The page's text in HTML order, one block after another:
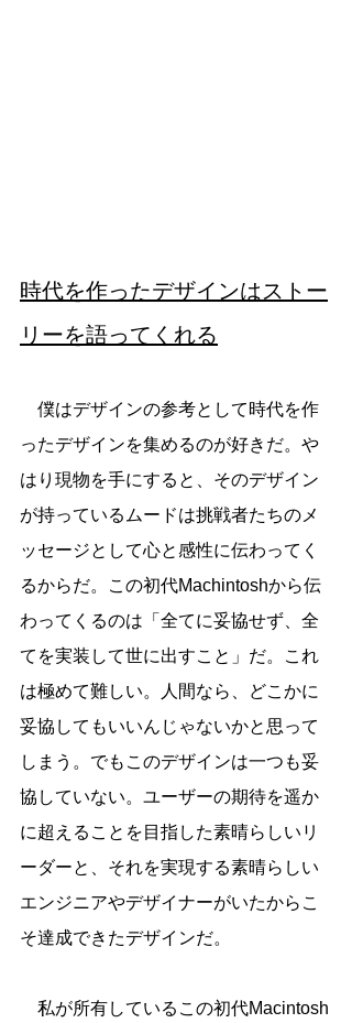
時代を作ったデザインはストー
リーを語ってくれる
僕はデザインの参考として時代を作
ったデザインを集めるのが好きだ。や
はり現物を手にすると、そのデザイン
が持っているムードは挑戦者たちのメ
ッセージとして心と感性に伝わってく
るからだ。この初代Machintoshから伝
わってくるのは「全てに妥協せず、全
てを実装して世に出すこと」だ。これ
は極めて難しい。人間なら、どこかに
妥協してもいいんじゃないかと思って
しまう。でもこのデザインは一つも妥
協していない。ユーザーの期待を遥か
に超えることを目指した素晴らしいリ
ーダーと、それを実現する素晴らしい
エンジニアやデザイナーがいたからこ
そ達成できたデザインだ。
私が所有しているこの初代Macintosh